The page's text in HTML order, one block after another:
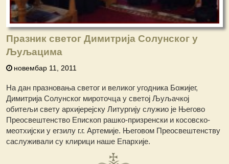
Празник светог Димитрија Солунског у
Љуљацима
новембар 11, 2011
На дан празновања светог и великог угодника Божијег,
Димитрија Солунског мироточца у светој Љуљачкој
обитељи свету архијерејску Литургију служио је Његово
Преосвештенство Епископ рашко-призренски и косовско-
меотхијски у егзилу г.г. Артемије. Његовом Преосвештенству
саслуживали су клирици наше Епархије.